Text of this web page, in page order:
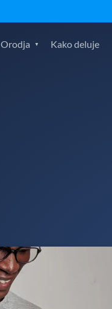
Orodja Kako deluje